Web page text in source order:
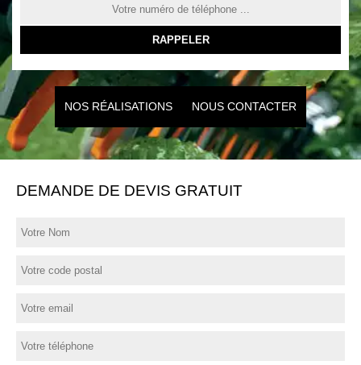
NOS RÉALISATIONS NOUS CONTACTER
DEMANDE DE DEVIS GRATUIT